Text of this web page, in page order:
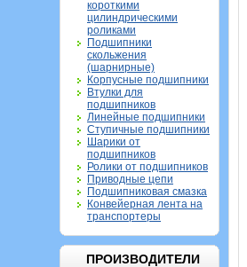
короткими
цилиндрическими
роликами
Подшипники
скольжения
(шарнирные)
Корпусные подшипники
Втулки для
подшипников
Линейные подшипники
Ступичные подшипники
Шарики от
подшипников
Ролики от подшипников
Приводные цепи
Подшипниковая смазка
Конвейерная лента на
транспортеры
ПРОИЗВОДИТЕЛИ